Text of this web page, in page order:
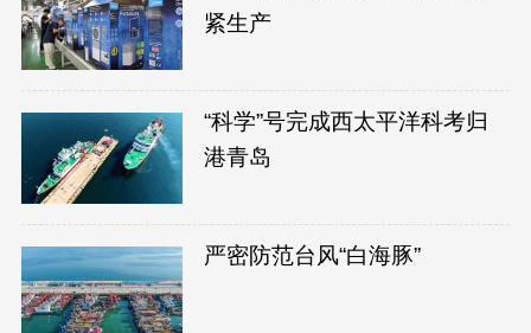
紧生产
“科学”号完成西太平洋科考归
港青岛
严密防范台风“白海豚”